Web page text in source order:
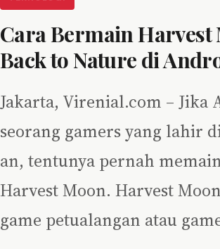
Cara Bermain Harvest
Back to Nature di
Jakarta, Virenial.com – Jika
seorang gamers yang lahir
an, tentunya pernah
Harvest Moon. Harvest
game petualangan atau